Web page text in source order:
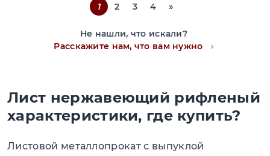
1 2 3 4 »
Не нашли, что искали?
Расскажите нам, что вам нужно
Лист нержавеющий рифленый
характеристики, где купить?
Листовой металлопрокат с выпуклой